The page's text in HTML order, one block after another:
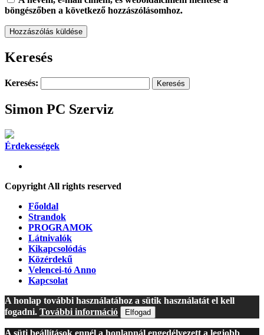
böngészőben a következő hozzászólásomhoz.
Keresés
Keresés:
Simon PC Szerviz
Érdekességek
Copyright All rights reserved
Főoldal
Strandok
PROGRAMOK
Látnivalók
Kikapcsolódás
Közérdekű
Velencei-tó Anno
Kapcsolat
A honlap további használatához a sütik használatát el kell
fogadni. További információ Elfogad
A süti beállítások ennél a honlapnál engedélyezett a legjobb